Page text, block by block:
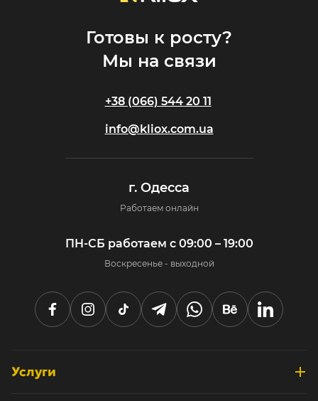
Готовы к росту?
Мы на связи
+38 (066) 544 20 11
info@kliox.com.ua
г. Одесса
Работаем онлайн
ПН-СБ работаем с 09:00 – 19:00
Воскресенье - выходной
Услуги